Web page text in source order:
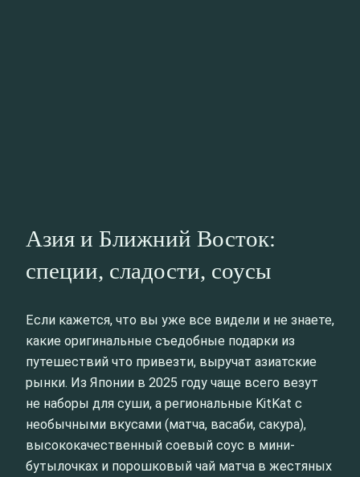
Азия и Ближний Восток:
специи, сладости, соусы
Если кажется, что вы уже все видели и не знаете,
какие оригинальные съедобные подарки из
путешествий что привезти, выручат азиатские
рынки. Из Японии в 2025 году чаще всего везут
не наборы для суши, а региональные KitKat с
необычными вкусами (матча, васаби, сакура),
высококачественный соевый соус в мини-
бутылочках и порошковый чай матча в жестяных